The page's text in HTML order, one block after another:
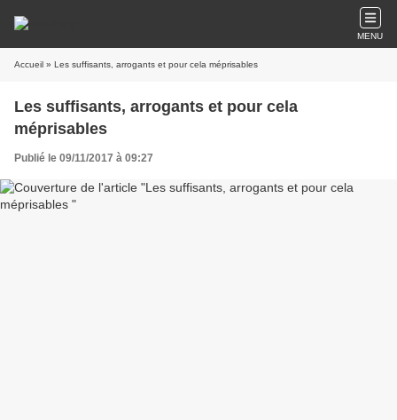
MENU
Accueil » Les suffisants, arrogants et pour cela méprisables
Les suffisants, arrogants et pour cela
méprisables
Publié le 09/11/2017 à 09:27